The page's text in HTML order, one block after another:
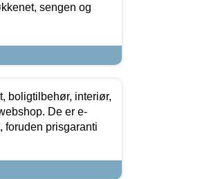
sengen og
boligtilbehør, interiør,
De er e-
foruden prisgaranti